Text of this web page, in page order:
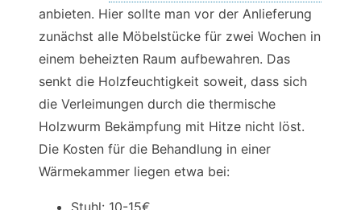
anbieten. Hier sollte man vor der Anlieferung
zunächst alle Möbelstücke für zwei Wochen in
einem beheizten Raum aufbewahren. Das
senkt die Holzfeuchtigkeit soweit, dass sich
die Verleimungen durch die thermische
Holzwurm Bekämpfung mit Hitze nicht löst.
Die Kosten für die Behandlung in einer
Wärmekammer liegen etwa bei:
Stuhl: 10-15€